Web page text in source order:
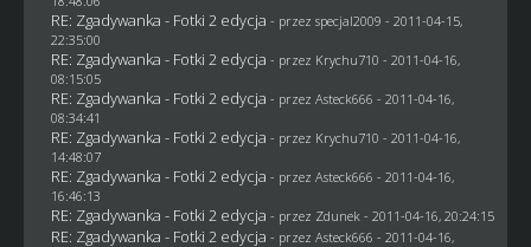
RE: Zgadywanka - Fotki 2 edycja - przez specjal2009 - 2011-04-15,
22:35:00
RE: Zgadywanka - Fotki 2 edycja - przez Krychu710 - 2011-04-16,
08:15:05
RE: Zgadywanka - Fotki 2 edycja - przez Asteck666 - 2011-04-16,
08:34:41
RE: Zgadywanka - Fotki 2 edycja - przez Krychu710 - 2011-04-16,
14:48:07
RE: Zgadywanka - Fotki 2 edycja - przez Asteck666 - 2011-04-16,
16:46:13
RE: Zgadywanka - Fotki 2 edycja - przez Zdunek - 2011-04-16, 20:24:15
RE: Zgadywanka - Fotki 2 edycja - przez Asteck666 - 2011-04-16,